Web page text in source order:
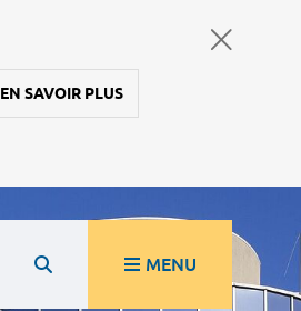
EN SAVOIR PLUS
MENU